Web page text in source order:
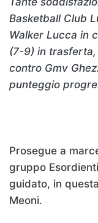
Basketball Club
Walker Lucca in
(7-9) in trasferta,
contro Gmv
punteggio
Prosegue a
gruppo
guidato, in
Meoni.